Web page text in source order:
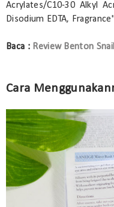
Acrylates/C10-30 Alkyl
Disodium EDTA, Fragrance"
Baca : Review Benton
Cara